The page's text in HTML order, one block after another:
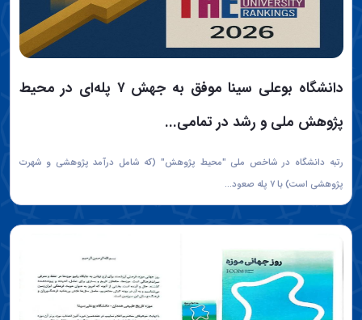
دانشگاه‌ بوعلی سینا موفق به جهش ۷ پله‌ای در محیط
پژوهش ملی و رشد در تمامی...
رتبه دانشگاه در شاخص ملی "محیط پژوهش" (که شامل درآمد پژوهشی و شهرت
پژوهشی است) با ۷ پله صعود...